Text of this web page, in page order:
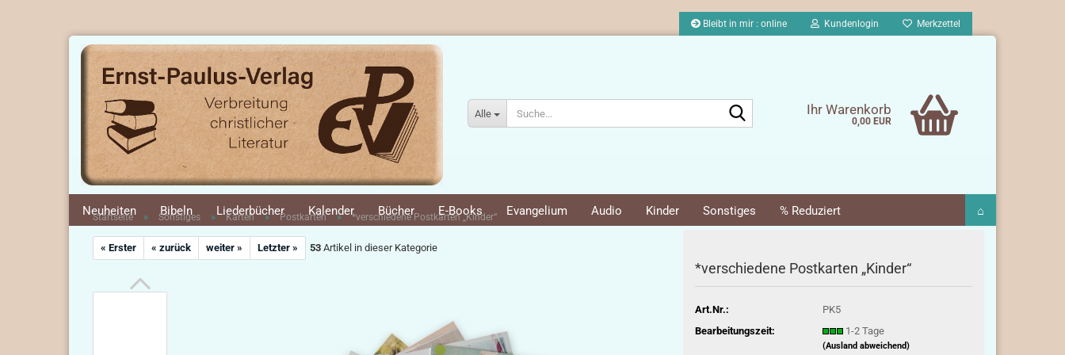
Bleibt in mir : online Kundenlogin Merkzettel
Alle Ihr Warenkorb
0,00 EUR
Neuheiten Bibeln Liederbücher Kalender Bücher E-Books Evangelium Audio Kinder Sonstiges % Reduziert ⌂
Startseite » Sonstiges » Karten » Postkarten » *verschiedene Postkarten „Kinder“
« Erster « zurück weiter » Letzter » 53 Artikel in dieser Kategorie
*verschiedene Postkarten „Kinder“
Art.Nr.:
PK5
Bearbeitungszeit:
1-2 Tage
(Ausland abweichend)